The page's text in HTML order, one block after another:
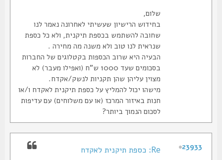
שלום,
בחידוש הרישיון שעשיתי לאחרונה נאמר לנו
שחובה להשתמש בכספת תיקנית, ולא כל כספת
שנראית לנו טוב ולא משנה מה מחירה .
הבעיה היא שרוב הכספות בקטלוגים של החברות
בסכומים שעד 1000 ש"ח (ואפילו מעבר) לא
מצוין עליהן שהן תקניות לנשק/אקדח.
מישהו יכול להמליץ על כספת תיקנית לאקדח ו/או
חנות באיזור המרכז (או עם משלוחים) עם עדיפות
לסכום הנמוך ביותר?
23933